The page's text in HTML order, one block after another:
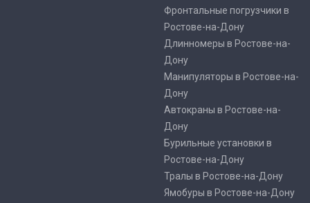
Фронтальные погрузчики в
Ростове-на-Дону
Длинномеры в Ростове-на-
Дону
Манипуляторы в Ростове-на-
Дону
Автокраны в Ростове-на-
Дону
Бурильные установки в
Ростове-на-Дону
Тралы в Ростове-на-Дону
Ямобуры в Ростове-на-Дону